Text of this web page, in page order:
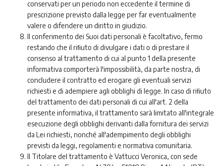
conservati per un periodo non eccedente il termine di
prescrizione previsto dalla legge per far eventualmente
valere o difendere un diritto in giudizio.
Il conferimento dei Suoi dati personali è facoltativo, fermo
restando che il riﬁuto di divulgare i dati o di prestare il
consenso al trattamento di cui al punto 1 della presente
informativa comporterà l'impossibilità, da parte nostra, di
concludere il contratto ed erogare gli eventuali servizi
richiesti e di adempiere agli obblighi di legge. In caso di riﬁuto
del trattamento dei dati personali di cui all'art. 2 della
presente informativa, il trattamento sarà limitato all'integrale
esecuzione degli obblighi derivanti dalla fornitura dei servizi
da Lei richiesti, nonché all'adempimento degli obblighi
previsti da leggi, regolamenti e normativa comunitaria.
Il Titolare del trattamento è Vattucci Veronica, con sede